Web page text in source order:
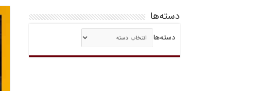
دسته‌ها
دسته‌ها